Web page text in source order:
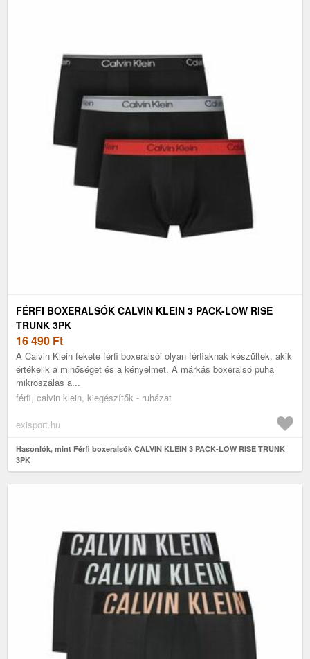
FÉRFI BOXERALSÓK CALVIN KLEIN 3 PACK-LOW RISE
TRUNK 3PK
16 490 Ft
A Calvin Klein fekete férfi boxeralsói olyan férfiaknak készültek, akik
értékelik a minőséget és a kényelmet. A márkás boxeralsó puha
mikroszálas a...
férfi, calvin klein, kiegészítők - ruházat
exisport.hu
Hasonlók, mint Férfi boxeralsók CALVIN KLEIN 3 PACK-LOW RISE TRUNK
3PK